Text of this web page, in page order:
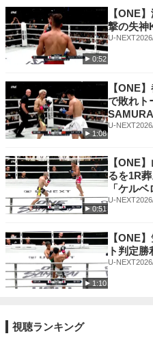
1966年 大阪生まれ。
中学生の頃、近所のジムにてボクシ
九州で初めて合気道を広められ、熊
故砂泊先生の高弟師範の道場に入門。
そこで合気道の奥深き「呼吸力」に
0:52
【ONE
撃の失神
U-NEXT
1:08
【ONE
で敗れト
U-NEXT
0:51
【ONE
るを1R
「ケル
U-NEXT
1:10
【ONE
ト判定
U-NEXT
視聴ランキング